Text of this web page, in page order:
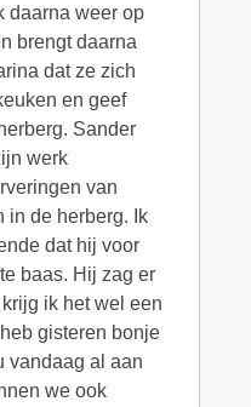
daarna weer op
brengt daarna
dat ze zich
en geef
Sander
werk
van
in de herberg. Ik
dat hij voor
baas. Hij zag er
ik het wel een
gisteren bonje
vandaag al aan
we ook